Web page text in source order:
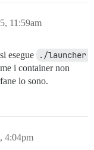
11:59am
esegue
./launcher
i container non
lo sono.
4:04pm